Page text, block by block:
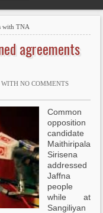
with TNA
agreements
WITH NO COMMENTS
Common
opposition
candidate
Maithiripala
Sirisena
addressed
Jaffna
people
while at
Sangiliyan